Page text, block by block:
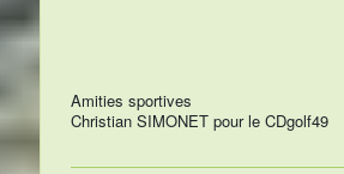
Amities sportives
Christian SIMONET pour le CDgolf49